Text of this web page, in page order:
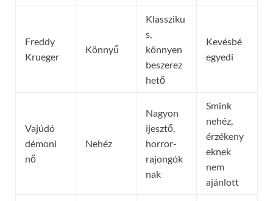
Freddy
Krueger
Könnyű
Klassziku
s,
könnyen
beszerez
hető
Kevésbé
egyedi
Vajúdó
démoni
nő
Nehéz
Nagyon
ijesztő,
horror-
rajongók
nak
Smink
nehéz,
érzékeny
eknek
nem
ajánlott